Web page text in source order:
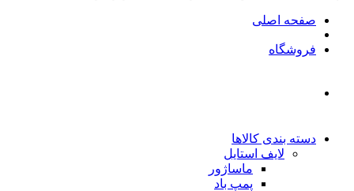
صفحه اصلی
فروشگاه
دسته بندی کالاها
لایف استایل
ماساژور
پمپ باد